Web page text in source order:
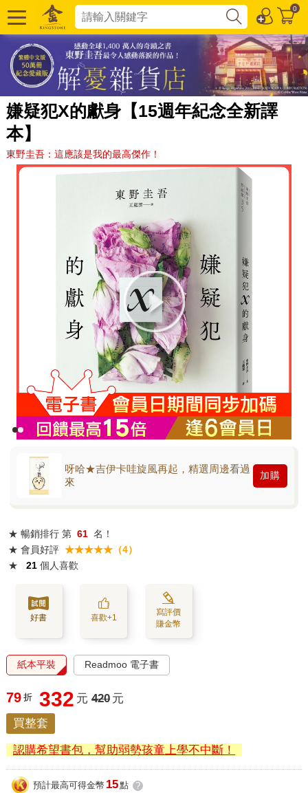
0
嫌疑犯X的獻身【15週年紀念全新譯
本】
東野圭吾：這應該是我的最高傑作！
呀哈★吉伊卡哇旋風再起，精選周邊看過
來
加購
★ 暢銷排行第 61 名！
★ 會員好評 ★★★★★（4）
★
21 個人喜歡
好書 喜歡+1
寫評價
賺金幣
紙本平裝 Readmoo 電子書
79 折 332 元 420 元
買整套
認購希望書包，幫助弱勢孩童上學不中斷！
預計最高可得金幣 15點 ?